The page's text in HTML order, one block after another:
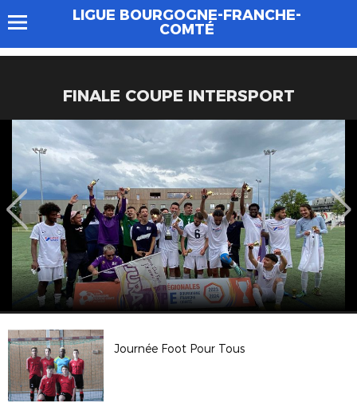
LIGUE BOURGOGNE-FRANCHE-
COMTÉ
FINALE COUPE INTERSPORT
Journée Foot Pour Tous